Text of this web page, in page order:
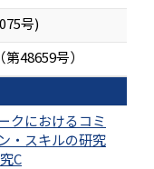
号)
48659号）
クにおけるコミ
・スキルの研究
C